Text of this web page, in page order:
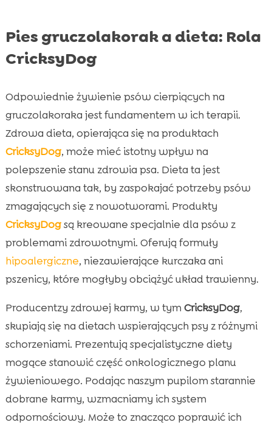
Pies gruczolakorak a dieta: Rola
CricksyDog
Odpowiednie żywienie psów cierpiących na
gruczolakoraka jest fundamentem w ich terapii.
Zdrowa dieta, opierająca się na produktach
CricksyDog, może mieć istotny wpływ na
polepszenie stanu zdrowia psa. Dieta ta jest
skonstruowana tak, by zaspokajać potrzeby psów
zmagających się z nowotworami. Produkty
CricksyDogsą kreowane specjalnie dla psów z
problemami zdrowotnymi. Oferują formuły
hipoalergiczne, niezawierające kurczaka ani
pszenicy, które mogłyby obciążyć układ trawienny.
Producentzy zdrowej karmy, w tym CricksyDog,
skupiają się na dietach wspierających psy z różnymi
schorzeniami. Prezentują specjalistyczne diety
mogące stanowić część onkologicznego planu
żywieniowego. Podając naszym pupilom starannie
dobrane karmy, wzmacniamy ich system
odpornościowy. Może to znacząco poprawić ich